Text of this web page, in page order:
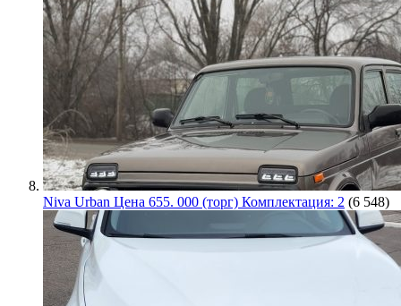
Niva Urban Цена 655. 000 (торг) Комплектация: 2 (6 548)